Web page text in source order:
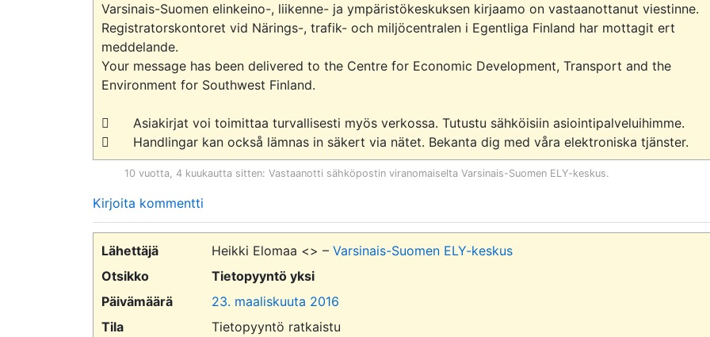
Varsinais-Suomen elinkeino-, liikenne- ja ympäristökeskuksen kirjaamo on vastaanottanut viestinne.
Registratorskontoret vid Närings-, trafik- och miljöcentralen i Egentliga Finland har mottagit ert
meddelande.
Your message has been delivered to the Centre for Economic Development, Transport and the
Environment for Southwest Finland.
	Asiakirjat voi toimittaa turvallisesti myös verkossa. Tutustu sähköisiin asiointipalveluihimme.
10 vuotta, 4 kuukautta sitten: Vastaanotti sähköpostin viranomaiselta Varsinais-Suomen ELY-keskus.
Kirjoita kommentti
Lähettäjä Heikki Elomaa <> – Varsinais-Suomen ELY-keskus
Otsikko
Tietopyyntö yksi
Päivämäärä
23. maaliskuuta 2016
Tila
Tietopyyntö ratkaistu